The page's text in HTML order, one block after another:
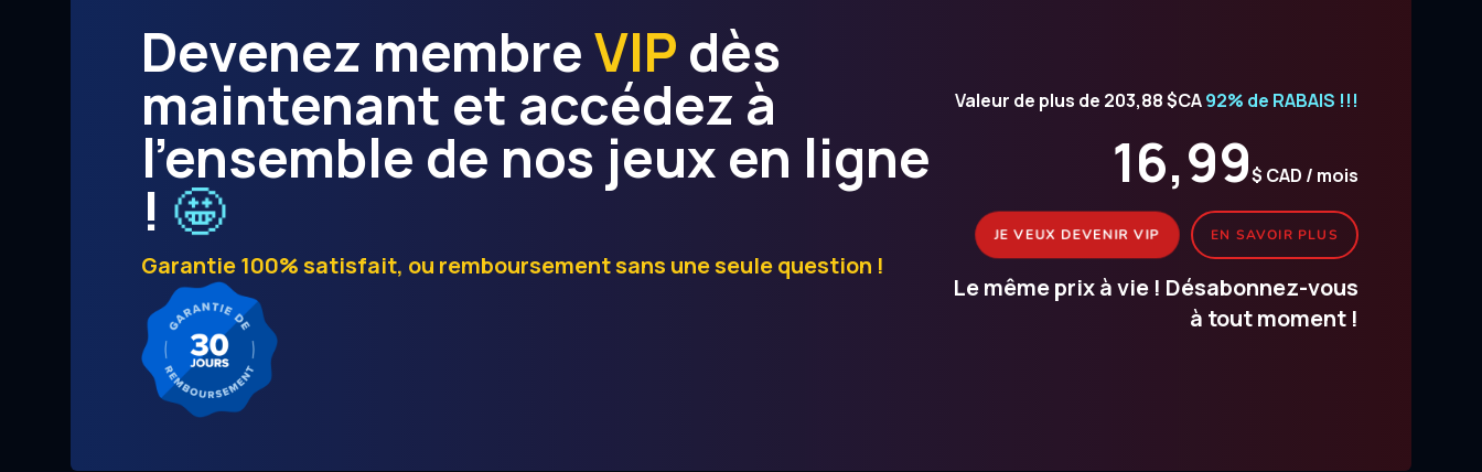
Devenez membreVIP dès
maintenant et accédez à
l’ensemble de nos jeux en ligne
! 🤩
Garantie 100% satisfait, ou remboursement sans une seule question !
Valeur de plus de 203,88 $CA92% de RABAIS !!!
16,99$ CAD / mois
JE VEUX DEVENIR VIP EN SAVOIR PLUS
Le même prix à vie ! Désabonnez-vous
à tout moment !